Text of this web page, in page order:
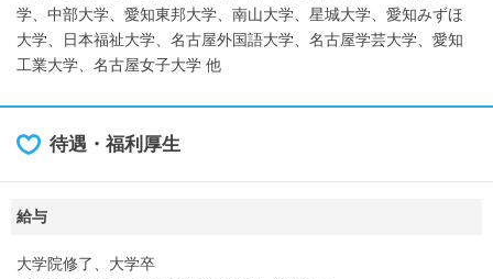
学、中部大学、愛知東邦大学、南山大学、星城大学、愛知みずほ
大学、日本福祉大学、名古屋外国語大学、名古屋学芸大学、愛知
工業大学、名古屋女子大学 他
待遇・福利厚生
給与
大学院修了、大学卒